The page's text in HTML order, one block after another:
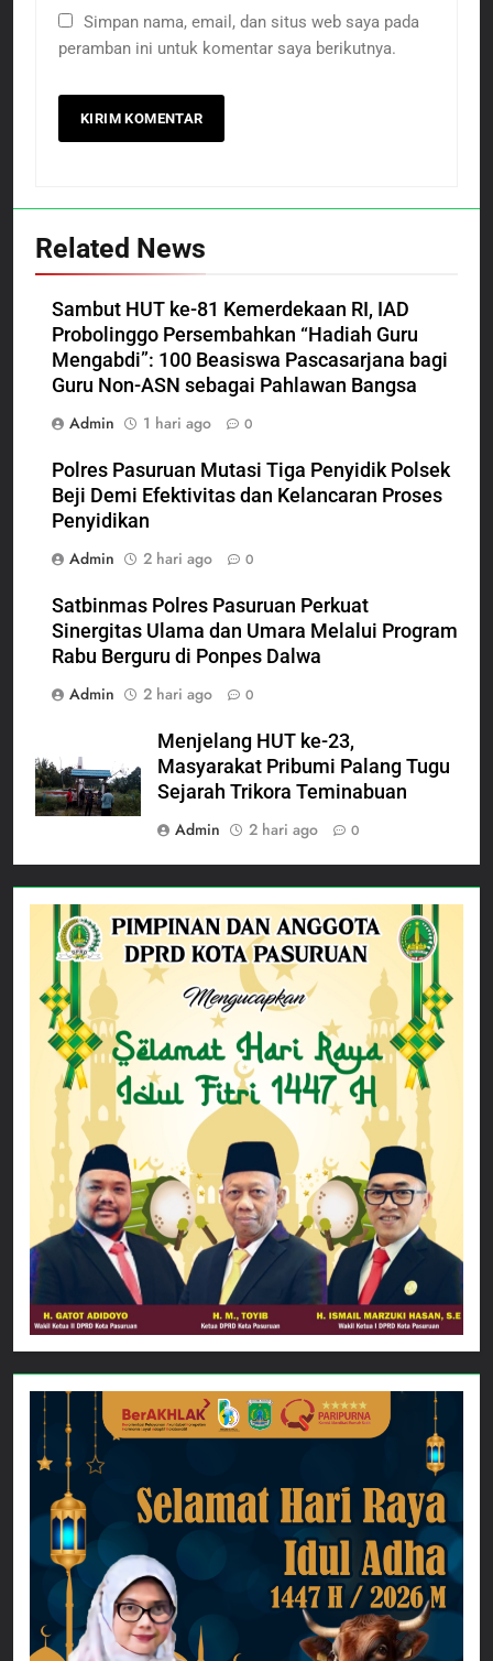
Simpan nama, email, dan situs web saya pada
peramban ini untuk komentar saya berikutnya.
Related News
Sambut HUT ke-81 Kemerdekaan RI, IAD
Probolinggo Persembahkan “Hadiah Guru
Mengabdi”: 100 Beasiswa Pascasarjana bagi
Guru Non-ASN sebagai Pahlawan Bangsa
Admin
1 hari ago 0
Polres Pasuruan Mutasi Tiga Penyidik Polsek
Beji Demi Efektivitas dan Kelancaran Proses
Penyidikan
Admin
2 hari ago 0
Satbinmas Polres Pasuruan Perkuat
Sinergitas Ulama dan Umara Melalui Program
Rabu Berguru di Ponpes Dalwa
Admin
2 hari ago 0
Menjelang HUT ke-23,
Masyarakat Pribumi Palang Tugu
Sejarah Trikora Teminabuan
Admin
2 hari ago 0